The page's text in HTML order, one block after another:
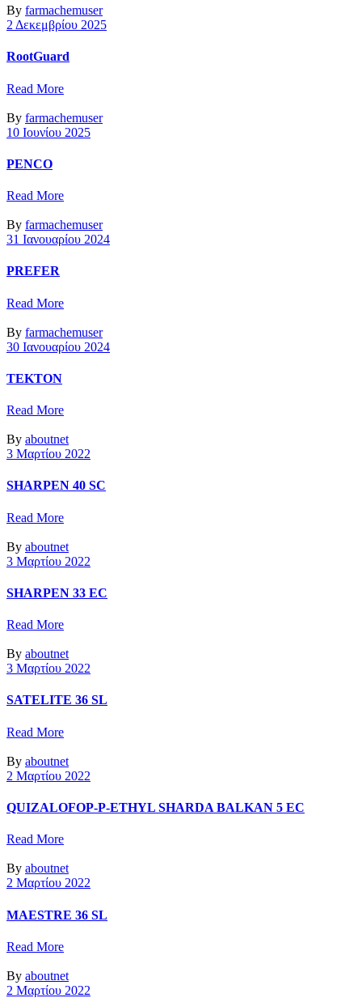
By farmachemuser
2 Δεκεμβρίου 2025
RootGuard
Read More
By farmachemuser
10 Ιουνίου 2025
PENCO
Read More
By farmachemuser
31 Ιανουαρίου 2024
PREFER
Read More
By farmachemuser
30 Ιανουαρίου 2024
TEKTON
Read More
By aboutnet
3 Μαρτίου 2022
SHARPEN 40 SC
Read More
By aboutnet
3 Μαρτίου 2022
SHARPEN 33 EC
Read More
By aboutnet
3 Μαρτίου 2022
SATELITE 36 SL
Read More
By aboutnet
2 Μαρτίου 2022
QUIZALOFOP-P-ETHYL SHARDA BALKAN 5 EC
Read More
By aboutnet
2 Μαρτίου 2022
MAESTRE 36 SL
Read More
By aboutnet
2 Μαρτίου 2022